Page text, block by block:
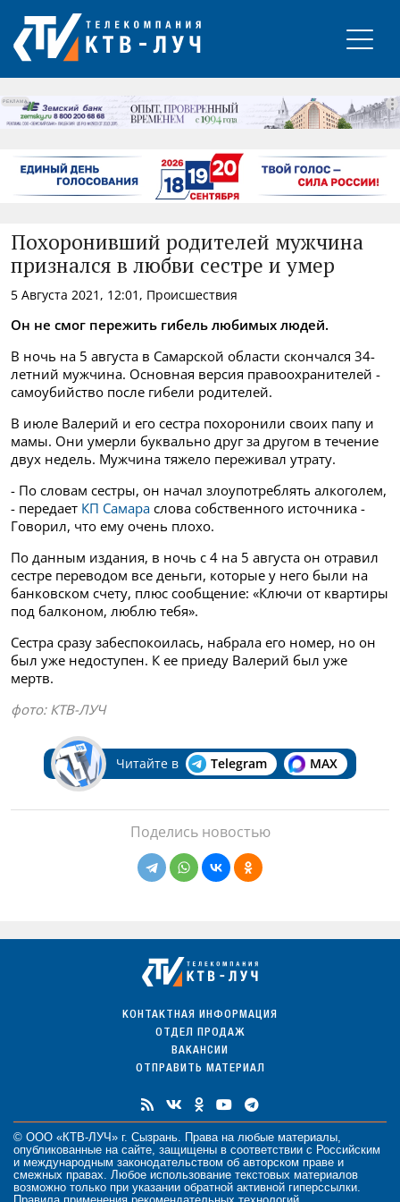
РЕКЛАМА
Похоронивший родителей мужчина
признался в любви сестре и умер
5 Августа 2021, 12:01, Происшествия
Он не смог пережить гибель любимых людей.
В ночь на 5 августа в Самарской области скончался 34-
летний мужчина. Основная версия правоохранителей -
самоубийство после гибели родителей.
В июле Валерий и его сестра похоронили своих папу и
мамы. Они умерли буквально друг за другом в течение
двух недель. Мужчина тяжело переживал утрату.
- По словам сестры, он начал злоупотреблять алкоголем,
- передает КП Самара слова собственного источника -
Говорил, что ему очень плохо.
По данным издания, в ночь с 4 на 5 августа он отравил
сестре переводом все деньги, которые у него были на
банковском счету, плюс сообщение: «Ключи от квартиры
под балконом, люблю тебя».
Сестра сразу забеспокоилась, набрала его номер, но он
был уже недоступен. К ее приеду Валерий был уже
мертв.
фото: КТВ-ЛУЧ
Читайте в Telegram MAX
Поделись новостью
КОНТАКТНАЯ ИНФОРМАЦИЯ
ОТДЕЛ ПРОДАЖ
ВАКАНСИИ
ОТПРАВИТЬ МАТЕРИАЛ
© ООО «КТВ-ЛУЧ» г. Сызрань. Права на любые материалы
опубликованные на сайте, защищены в соответствии с Российским
и международным законодательством об авторском праве и
смежных правах. Любое использование текстовых материалов
возможно только при указании обратной активной гиперссылки.